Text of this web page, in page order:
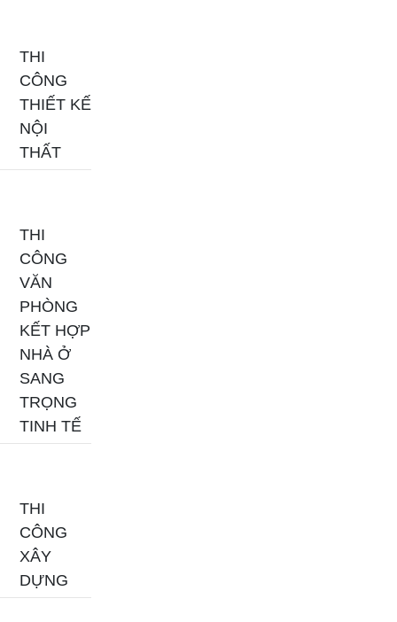
THI
CÔNG
THIẾT KẾ
NỘI
THẤT
THI
CÔNG
VĂN
PHÒNG
KẾT HỢP
NHÀ Ở
SANG
TRỌNG
TINH TẾ
THI
CÔNG
XÂY
DỰNG